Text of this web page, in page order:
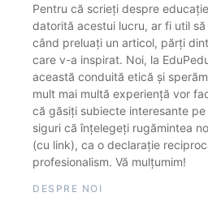
Pentru că scrieți despre
datorită acestui lucru, ar fi util
când preluați un articol, părți
care v-a inspirat. Noi, la
această conduită etică și
mult mai multă experiență vor
că găsiți subiecte interesante
siguri că înțelegeți rugămintea
(cu link), ca o declarație
profesionalism. Vă mulțumim!
DESPRE NOI